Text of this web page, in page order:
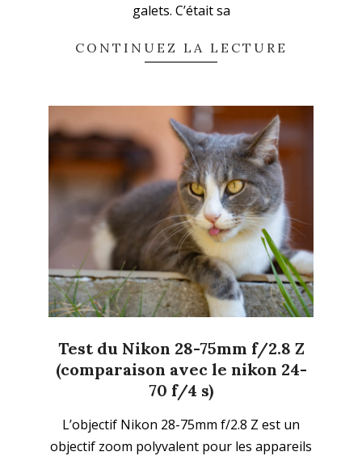
galets. C’était sa
CONTINUEZ LA LECTURE
Test du Nikon 28-75mm f/2.8 Z
(comparaison avec le nikon 24-
70 f/4 s)
10-L’objectif Nikon 28-75mm f/2.8 Z est un
objectif zoom polyvalent pour les appareils